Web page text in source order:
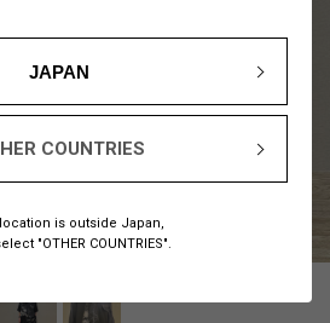
JAPAN
COUNTRIES
is outside Japan,
"OTHER COUNTRIES".